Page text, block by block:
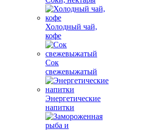
Холодный чай,
кофе
Сок
свежевыжатый
Энергетические
напитки